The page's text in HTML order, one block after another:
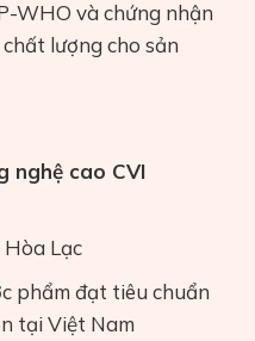
WHO và chứng nhận
lượng cho sản
nghệ cao CVI
Hòa Lạc
phẩm đạt tiêu chuẩn
tại Việt Nam